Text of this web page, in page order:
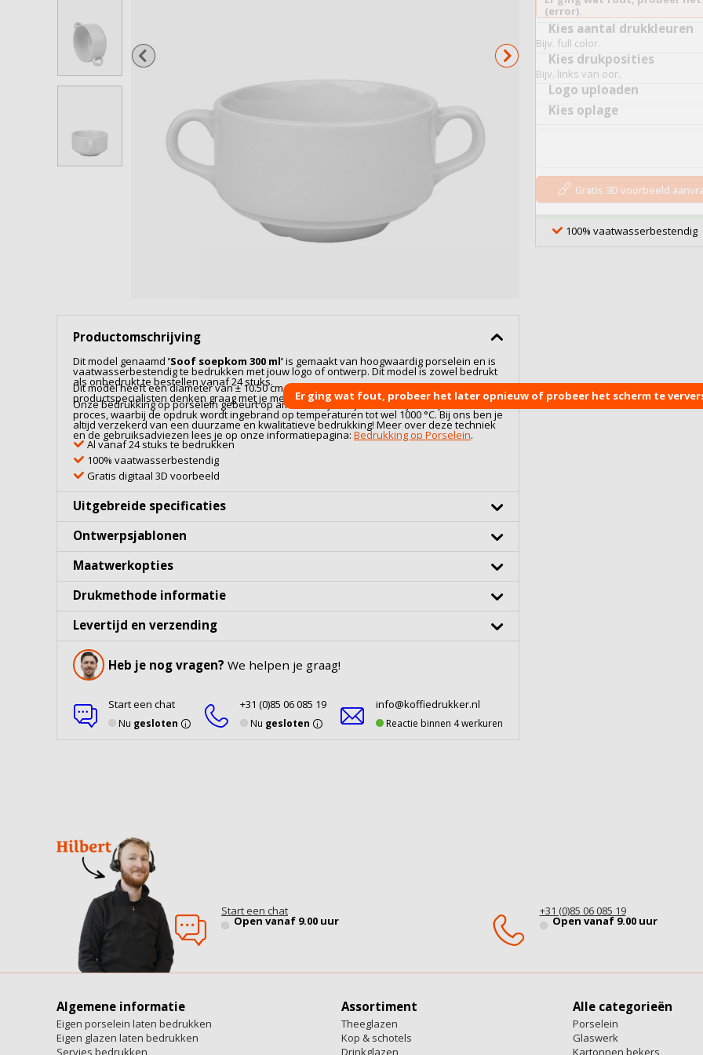
Borrel- & shotglazen
Waterflessen & karaffen
Snoep- & voorraadpotten
Bekijk alles
Bekijk alles
Productomschrijving
Dit model genaamd ’Soof soepkom 300 ml’is gemaakt van hoogwaardigporselein en is
vaatwasserbestendig te bedrukken met jouw logo of ontwerp. Dit model is zowel bedrukt
als onbedrukt te bestellen vanaf 24 stuks.
Dit model heeft een diameter van ± 10.50 cm. Twijfel je over het juiste formaat? Onze
productspecialisten denken graag met je mee. Neem gerust contact met ons op.
Onze bedrukking opporseleingebeurt op ambachtelijke wijze. Dankzij een specialistisch
proces, waarbij de opdruk wordt ingebrand op temperaturen tot wel 1000 °C. Bij ons ben je
altijd verzekerd van een duurzame en kwalitatieve bedrukking! Meer over deze techniek
en de gebruiksadviezen lees je op onze informatiepagina: Bedrukking op Porselein.
Al vanaf 24 stuks te bedrukken
100% vaatwasserbestendig
Gratis digitaal 3D voorbeeld
Uitgebreide specificaties
Ontwerpsjablonen
Maatwerkopties
Drukmethode informatie
Levertijd en verzending
Heb je nog vragen? We helpen je graag!
Start een chat
Nu gesloten
+31 (0)85 06 085 19
Nu gesloten
info@koffiedrukker.nl
Reactie binnen 4 werkuren
(error).
Kies aantal drukkleuren
Bijv. full color.
Kies drukposities
Bijv. links van oor.
Logo uploaden
Kies oplage
Gratis 3D voorbeeld
100% vaatwasserbestendig
Start een chat
Open vanaf 9.00 uur
+31 (0)85 06 085 19
Open vanaf 9.00 uur
Algemene informatie
Eigen porselein laten bedrukken
Eigen glazen laten bedrukken
Servies bedrukken
Assortiment
Theeglazen
Kop & schotels
Drinkglazen
Alle categorieën
Porselein
Glaswerk
Kartonnen bekers
Er ging wat fout, probeer het later opnieuw of probeer het scherm te